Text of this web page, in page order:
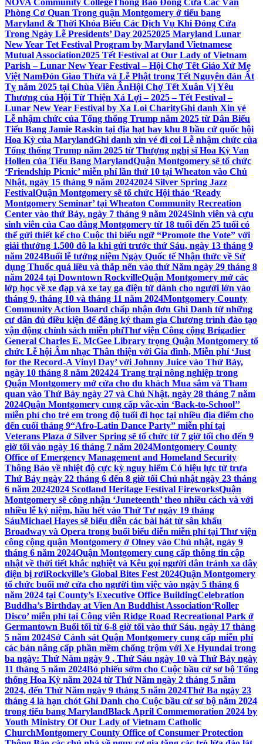
NOVA Community CollegeThông Báo Đóng Cửa Các Văn
Phòng Cơ Quan Trong quận Montgomery ở tiểu bang
Maryland & Thời Khóa Biểu Các Dịch Vụ Khi Đóng Cửa
Trong Ngày Lễ Presidents’ Day 20252025 Maryland Lunar
New Year Tet Festival Program by Maryland Vietnamese
Mutual Association2025 Tết Festival at Our Lady of Vietnam
Parish – Lunar New Year Festival – Hội Chợ Tết Giáo Xứ Mẹ
Việt NamĐón Giao Thừa và Lễ Phật trong Tết Nguyên đán Ất
Tỵ năm 2025 tại Chùa Viên ÂnHội Chợ Tết Xuân Vị Yêu
Thương của Hội Từ Thiện Xá Lợi – 2025 – Tết Festival –
Lunar New Year Festival by Xa Loi CharityGhi danh Xin vé
Lễ nhậm chức của Tổng thống Trump năm 2025 từ Dân Biểu
Tiểu Bang Jamie Raskin tại địa hạt hay khu 8 bầu cử quốc hội
Hoa Kỳ của MarylandGhi danh xin vé đi coi Lễ nhậm chức của
Tổng thống Trump năm 2025 từ Thượng nghị sĩ Hoa Kỳ Van
Hollen của Tiểu Bang MarylandQuận Montgomery sẽ tổ chức
‘Friendship Picnic’ miễn phí lần thứ 10 tại Wheaton vào Chủ
Nhật, ngày 15 tháng 9 năm 20242024 Silver Spring Jazz
FestivalQuận Montgomery sẽ tổ chức Hội thảo ‘Ready
Montgomery Seminar’ tại Wheaton Community Recreation
Center vào thứ Bảy, ngày 7 tháng 9 năm 2024Sinh viên và cựu
sinh viên của Cao đẳng Montgomery từ 18 tuổi đến 25 tuổi có
thể gửi thiết kế cho Cuộc thi biểu ngữ “Promote the Vote” với
giải thưởng 1.500 đô la khi gửi trước thứ Sáu, ngày 13 tháng 9
năm 2024Buổi lễ tưởng niệm Ngày Quốc tế Nhận thức về Sử
dụng Thuốc quá liều và thắp nến vào thứ Năm ngày 29 tháng 8
năm 2024 tại Downtown RockvilleQuận Montgomery mở các
lớp học về xe đạp và xe tay ga điện tử dành cho người lớn vào
tháng 9, tháng 10 và tháng 11 năm 2024Montgomery County
Community Action Board chấp nhận đơn Ghi Danh từ những
cư dân đủ điều kiện để đăng ký tham gia Chương trình đào tạo
vận động chính sách miễn phíThư viện Công cộng Brigadier
General Charles E. McGee Library trọng Quận Montgomery tổ
chức Lễ hội Âm nhạc Thân thiện với Gia đình, Miễn phí ‘Just
for the Record-A Vinyl Day’ với Johnny Juice vào Thứ Bảy,
ngày 10 tháng 8 năm 202424 Trang trại nông nghiệp trong
Quận Montgomery mở cửa cho du khách Mua sắm và Tham
quan vào Thứ Bảy ngày 27 và Chủ Nhật, ngày 28 tháng 7 năm
2024Quận Montgomery cung cấp vắc-xin ‘Back-to-School’’
miễn phí cho trẻ em trong độ tuổi đi học tại nhiều địa điểm cho
đến cuối tháng 9“Afro-Latin Dance Party” miễn phí tại
Veterans Plaza ở Silver Spring sẽ tổ chức từ 7 giờ tối cho đến 9
giờ tối vào ngày 16 tháng 7 năm 2024Montgomery County
Office of Emergency Management and Homeland Security
Thông Báo về nhiệt độ cực kỳ nguy hiểm Có hiệu lực từ trưa
Thứ Bảy ngày 22 tháng 6 đến 8 giờ tối Chủ nhật ngày 23 tháng
6 năm 20242024 Scotland Heritage Festival FireworksQuận
Montgomery sẽ công nhận ‘Juneteenth’ theo nhiều cách và với
nhiều lễ kỷ niệm, hầu hết vào Thứ Tư ngày 19 tháng
SáuMichael Hayes sẽ biểu diễn các bài hát từ sân khấu
Broadway và Opera trong buổi biểu diễn miễn phí tại Thư viện
công cộng quận Montgomery ở Olney vào Chủ nhật, ngày 9
tháng 6 năm 2024Quận Montgomery cung cấp thông tin cập
nhật về thời tiết khắc nghiệt và Kêu gọi người dân tránh xa dây
điện bị rơiRockville’s Global Bites Fest 2024Quận Montgomery
tổ chức buổi mở cửa cho người tìm việc vào ngày 5 tháng 6
năm 2024 tại County’s Executive Office BuildingCelebration
Buddha’s Birthday at Vien An Buddhist Association‘Roller
Disco’ miễn phí tại Công viên Ridge Road Recreational Park ở
Germantown Buổi tối từ 6-8 giờ tối vào thứ Sáu, ngày 17 tháng
5 năm 2024Sở Cảnh sát Quận Montgomery cung cấp miễn phí
các bản nâng cấp phần mềm chống trộm với Xe Hyundai trong
ba ngày: Thứ Năm ngày 9 , Thứ Sáu ngày 10 và Thứ Bảy ngày
11 tháng 5 năm 2024Bỏ phiếu sớm cho Cuộc bầu cử sơ bộ Tổng
thống Hoa Kỳ năm 2024 từ Thứ Năm ngày 2 tháng 5 năm
2024, đến Thứ Năm ngày 9 tháng 5 năm 2024Thứ Ba ngày 23
tháng 4 là hạn chót Ghi Danh cho Cuộc bầu cử sơ bộ năm 2024
trong tiểu bang MarylandBlack April Commemoration 2024 by
Youth Ministry Of Our Lady of Vietnam Catholic
ChurchMontgomery County Office of Consumer Protection